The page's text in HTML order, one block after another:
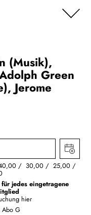
(Musik),
Green
Jerome
30,00 25,00
jedes eingetragene
hier
Abo G